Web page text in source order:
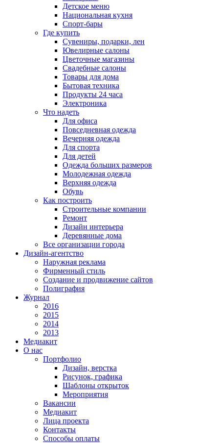
Детское меню
Национальная кухня
Спорт-бары
Где купить
Сувениры, подарки, лен
Ювелирные салоны
Цветочные магазины
Свадебные салоны
Товары для дома
Бытовая техника
Продукты 24 часа
Электроника
Что надеть
Для офиса
Повседневная одежда
Вечерняя одежда
Для спорта
Для детей
Одежда больших размеров
Молодежная одежда
Верхняя одежда
Обувь
Как построить
Строительные компании
Ремонт
Дизайн интерьера
Деревянные дома
Все организации города
Дизайн-агентство
Наружная реклама
Фирменный стиль
Создание и продвижение сайтов
Полиграфия
Журнал
2016
2015
2014
2013
Медиакит
О нас
Портфолио
Дизайн, верстка
Рисунок, графика
Шаблоны открыток
Мероприятия
Вакансии
Медиакит
Лица проекта
Контакты
Способы оплаты